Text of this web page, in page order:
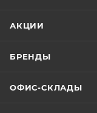
АКЦИИ
БРЕНДЫ
ОФИС-СКЛАДЫ